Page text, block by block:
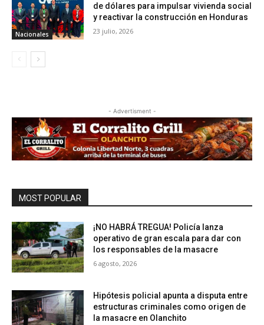
Nacionales
de dólares para impulsar vivienda social
y reactivar la construcción en Honduras
23 julio, 2026
- Advertisment -
MOST POPULAR
¡NO HABRÁ TREGUA! Policía lanza
operativo de gran escala para dar con
los responsables de la masacre
6 agosto, 2026
Hipótesis policial apunta a disputa entre
estructuras criminales como origen de
la masacre en Olanchito